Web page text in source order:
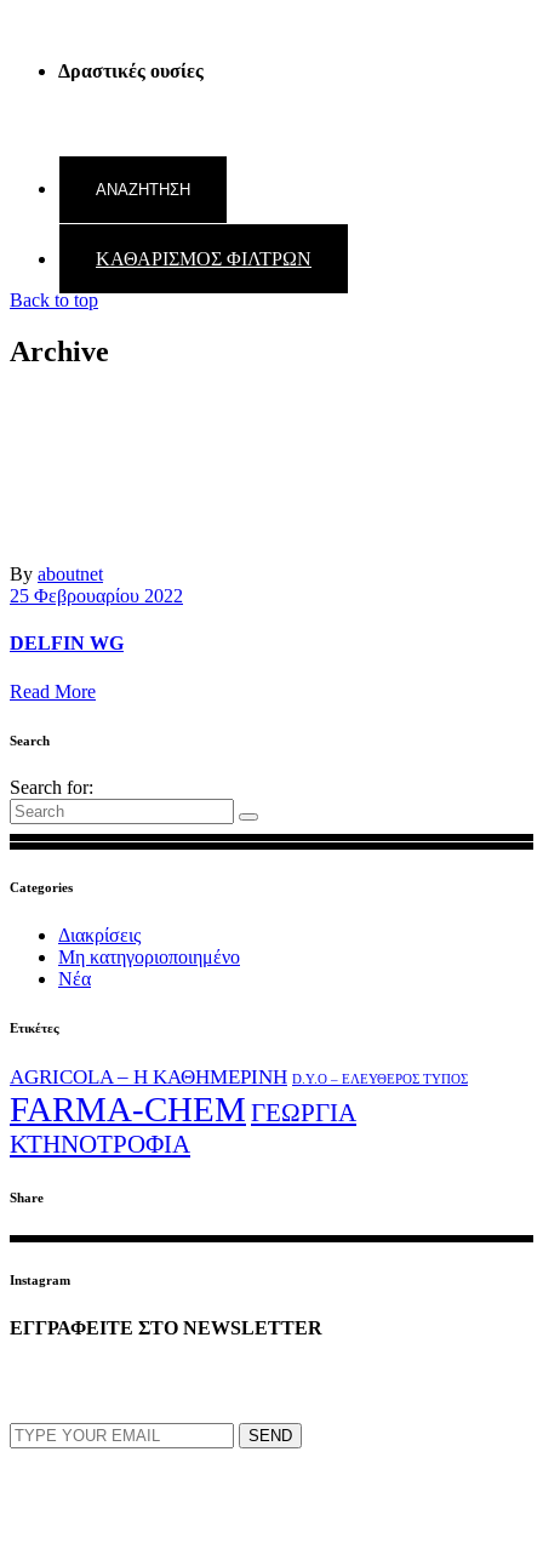
Δραστικές ουσίες
ΚΑΘΑΡΙΣΜΟΣ ΦΙΛΤΡΩΝ
Back to top
Archive
By aboutnet
25 Φεβρουαρίου 2022
DELFIN WG
Read More
Search
Search for:
Categories
Διακρίσεις
Μη κατηγοριοποιημένο
Νέα
Ετικέτες
AGRICOLA – Η ΚΑΘΗΜΕΡΙΝΗ D.Y.O – ΕΛΕΥΘΕΡΟΣ ΤΥΠΟΣ
FARMA-CHEM ΓΕΩΡΓΙΑ
ΚΤΗΝΟΤΡΟΦΙΑ
Share
Instagram
ΕΓΓΡΑΦΕΙΤΕ ΣΤΟ NEWSLETTER